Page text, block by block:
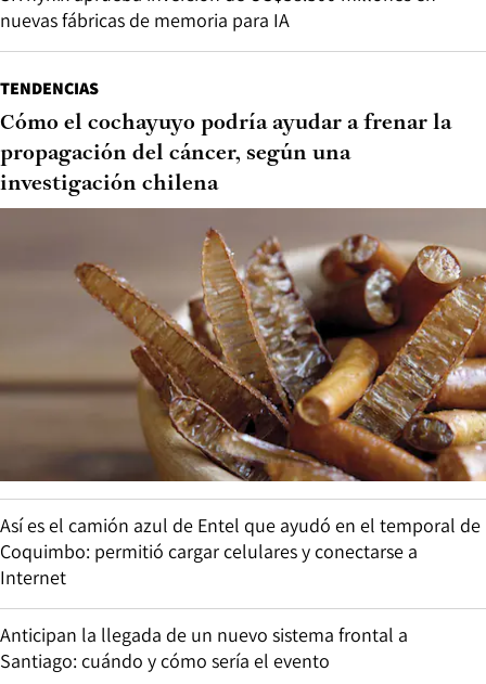
nuevas fábricas de memoria para IA
TENDENCIAS
Cómo el cochayuyo podría ayudar a frenar la
propagación del cáncer, según una
investigación chilena
Así es el camión azul de Entel que ayudó en el temporal de
Coquimbo: permitió cargar celulares y conectarse a
Internet
Anticipan la llegada de un nuevo sistema frontal a
Santiago: cuándo y cómo sería el evento